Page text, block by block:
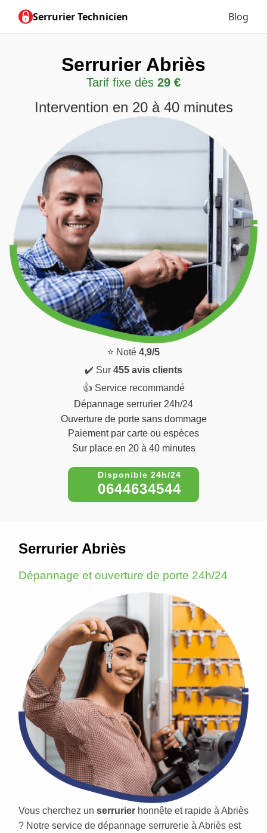
Serrurier Technicien Blog
Serrurier Abriès
Tarif fixe dès 29 €
Intervention en 20 à 40 minutes
⭐ Noté 4,9/5
✔️ Sur 455 avis clients
👍 Service recommandé
Dépannage serrurier 24h/24
Ouverture de porte sans dommage
Paiement par carte ou espèces
Sur place en 20 à 40 minutes
0644634544
Serrurier Abriès
Dépannage et ouverture de porte 24h/24
Vous cherchez un serrurier honnête et rapide à Abriès
? Notre service de dépannage serrurerie à Abriès est